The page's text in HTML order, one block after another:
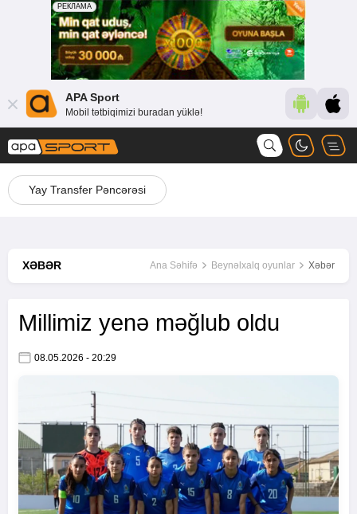
APA Sport
Mobil tətbiqimizi buradan yüklə!
Yay Transfer Pəncərəsi
XƏBƏR Ana Səhifə Beynəlxalq oyunlar Xəbər
Millimiz yenə məğlub oldu
08.05.2026 - 20:29